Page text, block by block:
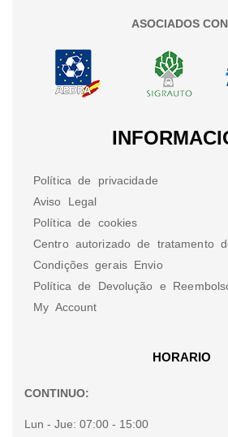
ASOCIADOS
Política de privacidade
Aviso Legal
Política de cookies
Centro autorizado de tratamento
Condições gerais Envio
Política de Devolução e
My Account
HORARIO
CONTINUO:
Lun - Jue: 07:00 - 15:00